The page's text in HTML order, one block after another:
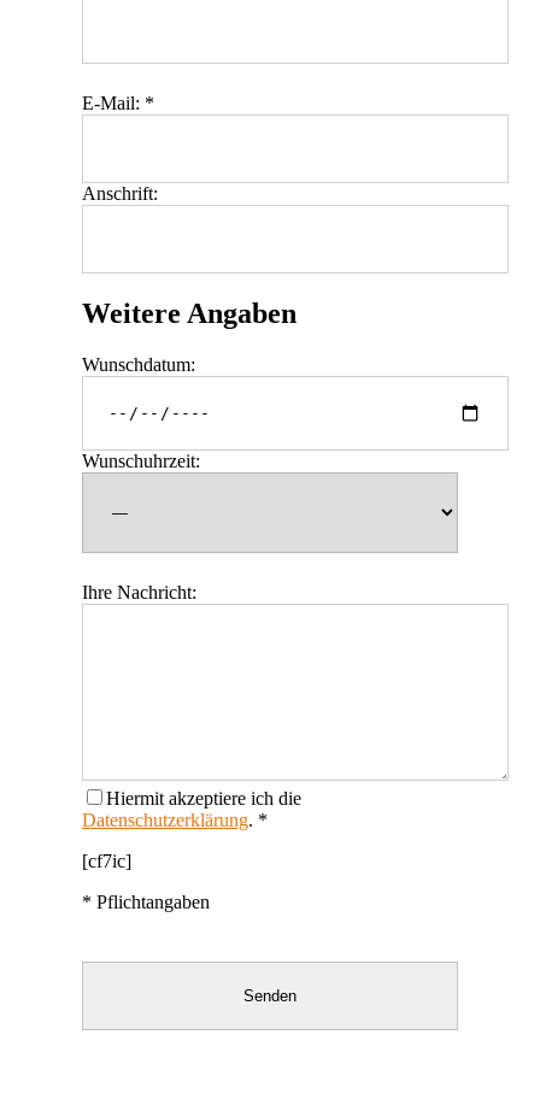
E-Mail: *
Anschrift:
Weitere Angaben
Wunschdatum:
Wunschuhrzeit:
Ihre Nachricht:
Hiermit akzeptiere ich die
Datenschutzerklärung. *
[cf7ic]
* Pflichtangaben